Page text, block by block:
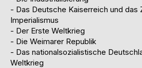
- Das Deutsche Kaiserreich und das
Imperialismus
- Der Erste Weltkrieg
- Die Weimarer Republik
- Das nationalsozialistische
Weltkrieg